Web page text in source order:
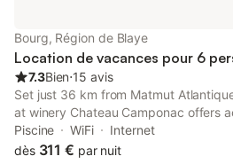
Bourg, Région de Blaye
Location de vacances pour 6
7.3Bien⋅15 avis
Set just 36 km from Matmut
at winery Chateau Camponac offers
sur-Gironde with access to an outdoor
bikes, as well as private check-in and
Piscine WiFi
Internet
dès 311 € par nuit